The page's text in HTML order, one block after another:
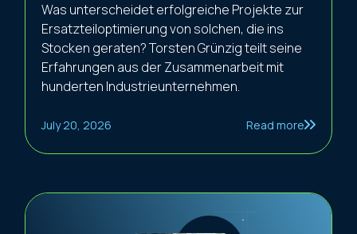
Was unterscheidet erfolgreiche Projekte zur
Ersatzteiloptimierung von solchen, die ins
Stocken geraten? Torsten Grünzig teilt seine
Erfahrungen aus der Zusammenarbeit mit
hunderten Industrieunternehmen.
July 20, 2026 Read more